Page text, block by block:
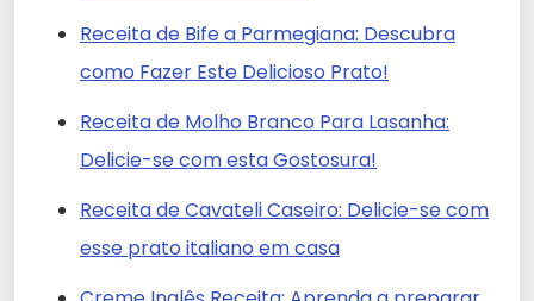
Receita de Bife a Parmegiana: Descubra
como Fazer Este Delicioso Prato!
Receita de Molho Branco Para Lasanha:
Delicie-se com esta Gostosura!
Receita de Cavateli Caseiro: Delicie-se com
esse prato italiano em casa